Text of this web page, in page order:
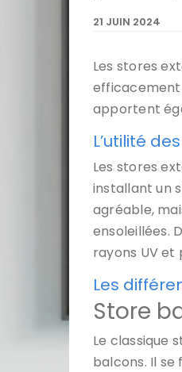
21 JUIN 2024
Les stores
efficacement
apportent
L’utilité
Les stores
installant un
agréable,
ensoleillées.
rayons UV
Les
Store
Le classique
balcons. Il